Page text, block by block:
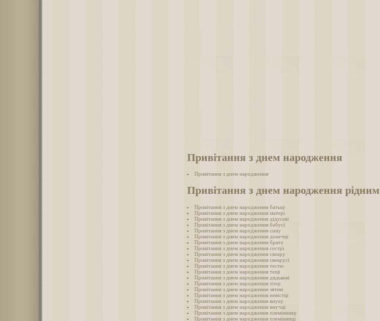
Привітання з днем народження
Привітання з днем народження
Привітання з днем народження рідним
Привітання з днем народження батьку
Привітання з днем народження матері
Привітання з днем народження дідусеві
Привітання з днем народження бабусі
Привітання з днем народження сину
Привітання з днем народження донечці
Привітання з днем народження брату
Привітання з днем народження сестрі
Привітання з днем народження свекру
Привітання з днем народження свекрусі
Привітання з днем народження тестю
Привітання з днем народження тещі
Привітання з днем народження дядькові
Привітання з днем народження тітці
Привітання з днем народження зятеві
Привітання з днем народження невістці
Привітання з днем народження внуку
Привітання з днем народження внучці
Привітання з днем народження племіннику
Привітання з днем народження племінниці